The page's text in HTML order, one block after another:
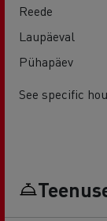
Reede
Laupäeval
Pühapäev
See specific